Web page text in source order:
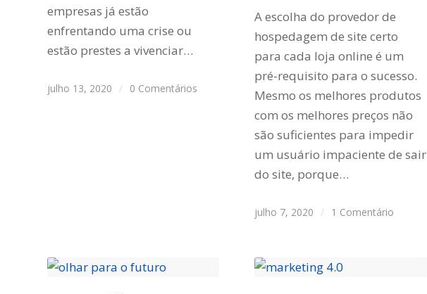
empresas já estão
enfrentando uma crise ou
estão prestes a vivenciar…
julho 13, 2020 / 0 Comentários
A escolha do provedor de
hospedagem de site certo
para cada loja online é um
pré-requisito para o sucesso.
Mesmo os melhores produtos
com os melhores preços não
são suficientes para impedir
um usuário impaciente de sair
do site, porque…
julho 7, 2020 / 1 Comentário